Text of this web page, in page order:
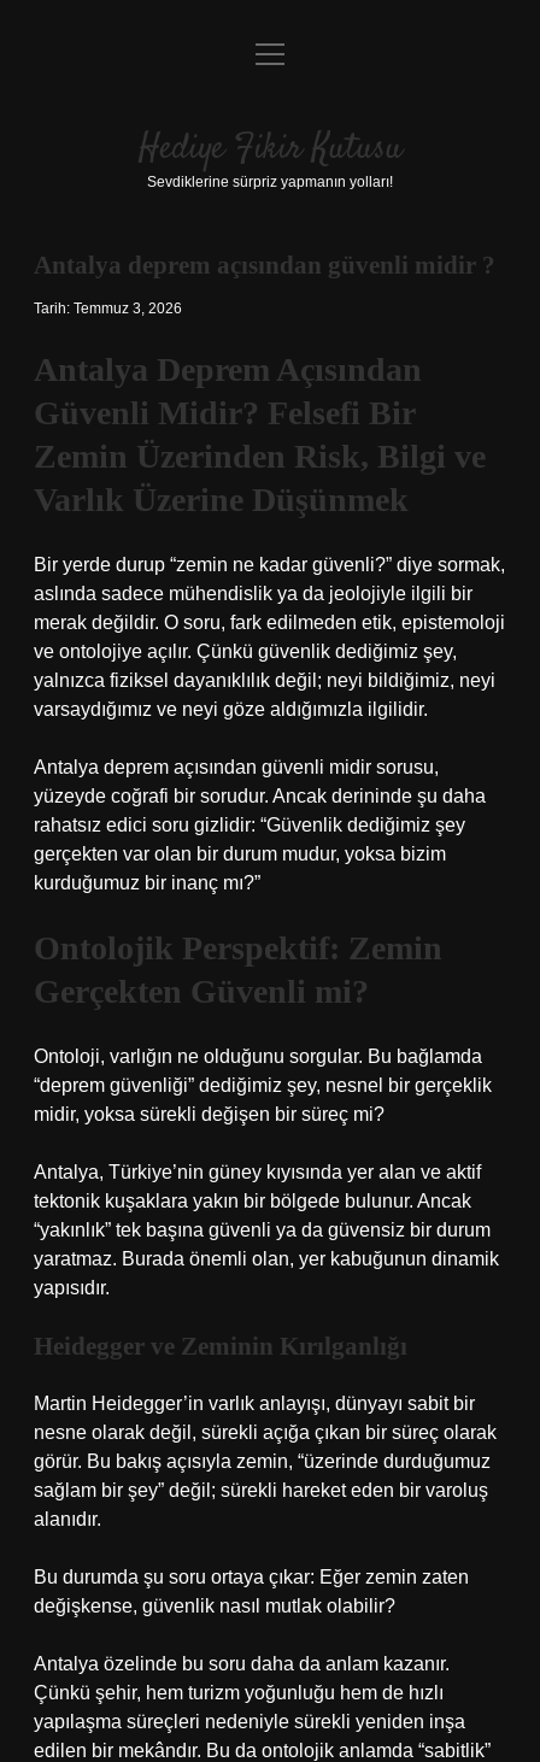
Anasayfa
Yasal Uyarı
menüyü
Hediye Fikir Kutusu
Sevdiklerine sürpriz yapmanın yolları!
Antalya deprem açısından güvenli midir ?
Tarih: Temmuz 3, 2026
Antalya Deprem Açısından
Güvenli Midir? Felsefi Bir
Zemin Üzerinden Risk, Bilgi ve
Varlık Üzerine Düşünmek
Bir yerde durup “zemin ne kadar güvenli?” diye sormak,
aslında sadece mühendislik ya da jeolojiyle ilgili bir
merak değildir. O soru, fark edilmeden etik, epistemoloji
ve ontolojiye açılır. Çünkü güvenlik dediğimiz şey,
yalnızca fiziksel dayanıklılık değil; neyi bildiğimiz, neyi
varsaydığımız ve neyi göze aldığımızla ilgilidir.
Antalya deprem açısından güvenli midir sorusu,
yüzeyde coğrafi bir sorudur. Ancak derininde şu daha
rahatsız edici soru gizlidir: “Güvenlik dediğimiz şey
gerçekten var olan bir durum mudur, yoksa bizim
kurduğumuz bir inanç mı?”
Ontolojik Perspektif: Zemin
Gerçekten Güvenli mi?
Ontoloji, varlığın ne olduğunu sorgular. Bu bağlamda
“deprem güvenliği” dediğimiz şey, nesnel bir gerçeklik
midir, yoksa sürekli değişen bir süreç mi?
Antalya, Türkiye’nin güney kıyısında yer alan ve aktif
tektonik kuşaklara yakın bir bölgede bulunur. Ancak
“yakınlık” tek başına güvenli ya da güvensiz bir durum
yaratmaz. Burada önemli olan, yer kabuğunun dinamik
yapısıdır.
Heidegger ve Zeminin Kırılganlığı
Martin Heidegger’in varlık anlayışı, dünyayı sabit bir
nesne olarak değil, sürekli açığa çıkan bir süreç olarak
görür. Bu bakış açısıyla zemin, “üzerinde durduğumuz
sağlam bir şey” değil; sürekli hareket eden bir varoluş
alanıdır.
Bu durumda şu soru ortaya çıkar: Eğer zemin zaten
değişkense, güvenlik nasıl mutlak olabilir?
Antalya özelinde bu soru daha da anlam kazanır.
Çünkü şehir, hem turizm yoğunluğu hem de hızlı
yapılaşma süreçleri nedeniyle sürekli yeniden inşa
edilen bir mekândır. Bu da ontolojik anlamda “sabitlik”